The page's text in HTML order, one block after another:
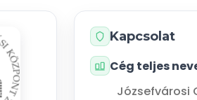
Kapcsolat
Cég teljes
Józsefvárosi